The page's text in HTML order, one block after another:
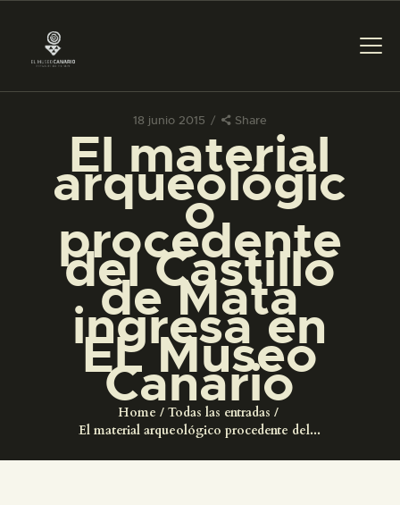
18 junio 2015 Share
El material
arqueológic
o
procedente
del Castillo
de Mata
ingresa en
EL Museo
Canario
Home
Todas las entradas
El material arqueológico procedente del...
PREPARAR LA VISITA
ACTIVIDADES
█
EL MUSEO
COLECCIONES
DIDÁCTICA